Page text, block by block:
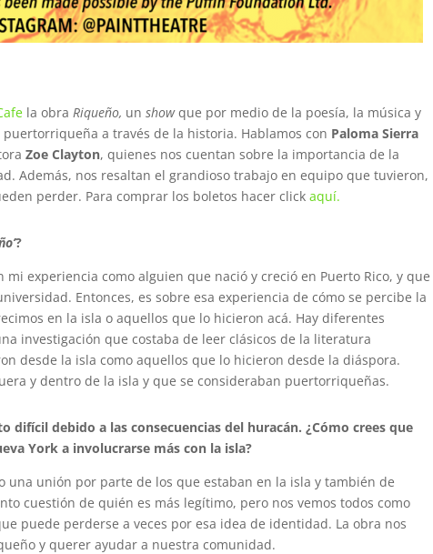
la obraRiqueño, unshowque por medio de la poesía, la música y
a través de la historia. Hablamos con Paloma Sierra
Zoe Clayton, quienes nos cuentan sobre la importancia de la
Además, nos resaltan el grandioso trabajo en equipo que tuvieron,
perder. Para comprar los boletos hacer clickaquí.
?
experiencia como alguien que nació y creció en Puerto Rico, y que
Entonces, es sobre esa experiencia de cómo se percibe la
en la isla o aquellos que lo hicieron acá. Hay diferentes
investigación que costaba de leer clásicos de la literatura
desde la isla como aquellos que lo hicieron desde la diáspora.
y dentro de la isla y que se consideraban puertorriqueñas.
difícil debido a las consecuencias del huracán. ¿Cómo crees que
York a involucrarse más con la isla?
una unión por parte de los que estaban en la isla y también de
cuestión de quién es más legítimo, pero nos vemos todos como
puede perderse a veces por esa idea de identidad. La obra nos
y querer ayudar a nuestra comunidad.